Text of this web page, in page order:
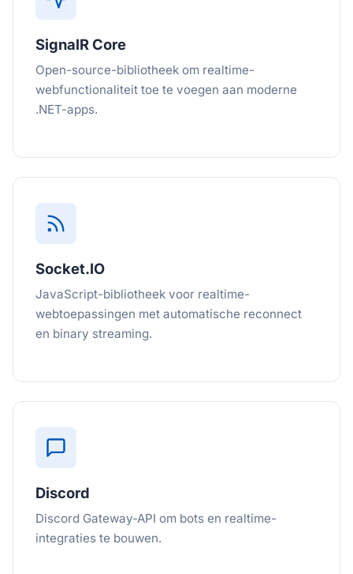
SignalR Core
Open-source-bibliotheek om realtime-
webfunctionaliteit toe te voegen aan moderne
.NET-apps.
Socket.IO
JavaScript-bibliotheek voor realtime-
webtoepassingen met automatische reconnect
en binary streaming.
Discord
Discord Gateway-API om bots en realtime-
integraties te bouwen.